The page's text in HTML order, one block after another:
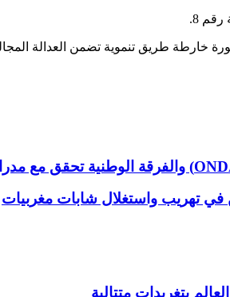
8.
خارطة طريق تنموية تضمن العدالة
تهريب واستغلال شابات مغربيات
بتغريدات متتالية